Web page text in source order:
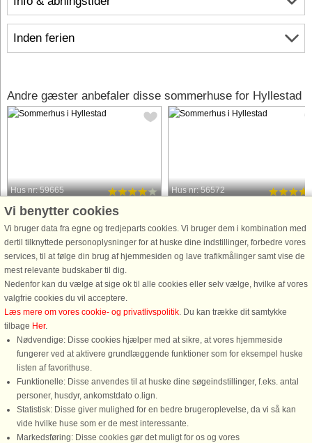
Inden ferien
Andre gæster anbefaler disse sommerhuse for Hyllestad
Hus nr: 59665
Hyllestad
4 personer, 45 m²
1 m til kyst.
Rorbuleilighet på strandtomt like ved
Åfjorden. Sørbøvåg er en rolig og
koselig bygd med ca. 200 innbyggere.
Lintøypakke med håndklær og
sluttrengjøring er inklusiv. SmartTV
med tyske og internasjonale ...
fra 6.753 DKK
Hus nr: 56572
6 personer, 108 m²
5 m til kyst.
Flott beliggende feriehus i rorbustil i
Sognefjorden. Rorbua ligger til høyre
terrasse/altan i begge etasjer. De to
Vi benytter cookies
Vi bruger data fra egne og tredjeparts cookies. Vi bruger dem i kombination med
dertil tilknyttede personoplysninger for at huske dine indstillinger, forbedre vores
services, til at følge din brug af hjemmesiden og lave trafikmålinger samt vise de
mest relevante budskaber til dig.
Nedenfor kan du vælge at sige ok til alle cookies eller selv vælge, hvilke af vores
valgfrie cookies du vil acceptere.
Læs mere om vores cookie- og privatlivspolitik. Du kan trække dit samtykke
tilbage Her.
Nødvendige: Disse cookies hjælper med at sikre, at vores hjemmeside
fungerer ved at aktivere grundlæggende funktioner som for eksempel huske
listen af favorithuse.
Funktionelle: Disse anvendes til at huske dine søgeindstillinger, f.eks. antal
personer, husdyr, ankomstdato o.lign.
Statistisk: Disse giver mulighed for en bedre brugeroplevelse, da vi så kan
vide hvilke huse som er de mest interessante.
Markedsføring: Disse cookies gør det muligt for os og vores